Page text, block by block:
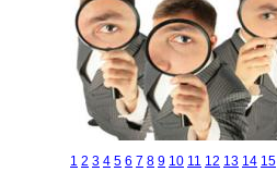
1 2 3 4 5 6 7 8 9 10 11 12 13 14 15